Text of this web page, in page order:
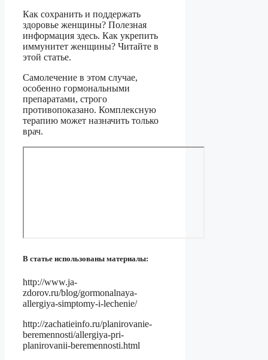
Как сохранить и поддержать
здоровье женщины? Полезная
информация здесь. Как укрепить
иммунитет женщины? Читайте в
этой статье.
Самолечение в этом случае,
особенно гормональными
препаратами, строго
противопоказано. Комплексную
терапию может назначить только
врач.
В статье использованы материалы:
http://www.ja-
zdorov.ru/blog/gormonalnaya-
allergiya-simptomy-i-lechenie/
http://zachatieinfo.ru/planirovanie-
beremennosti/allergiya-pri-
planirovanii-beremennosti.html